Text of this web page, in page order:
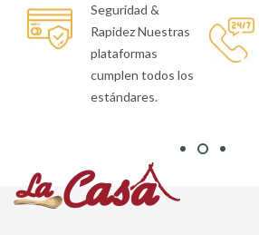
¿Necesitas Ayuda?
Contáctanos
inmediatamente
haciendo click en
el botón de